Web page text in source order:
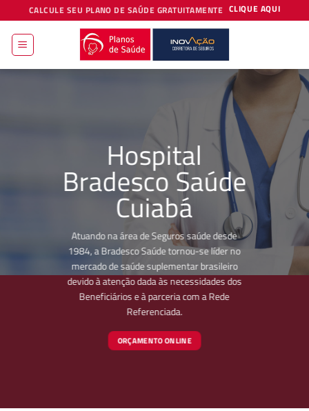
to
content
CALCULE SEU PLANO DE SAÚDE GRATUITAMENTE CLIQUE AQUI
Hospital
Bradesco Saúde
Cuiabá
Atuando na área de Seguros saúde desde
1984, a Bradesco Saúde tornou-se líder no
mercado de saúde suplementar brasileiro
devido à atenção dada às necessidades dos
Beneficiários e à parceria com a Rede
Referenciada.
ORÇAMENTO ONLINE